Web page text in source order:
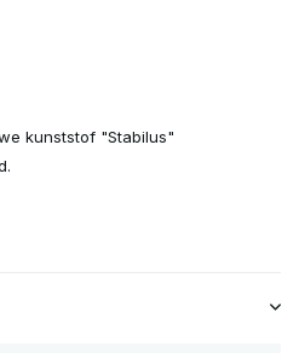
kunststof "Stabilus"